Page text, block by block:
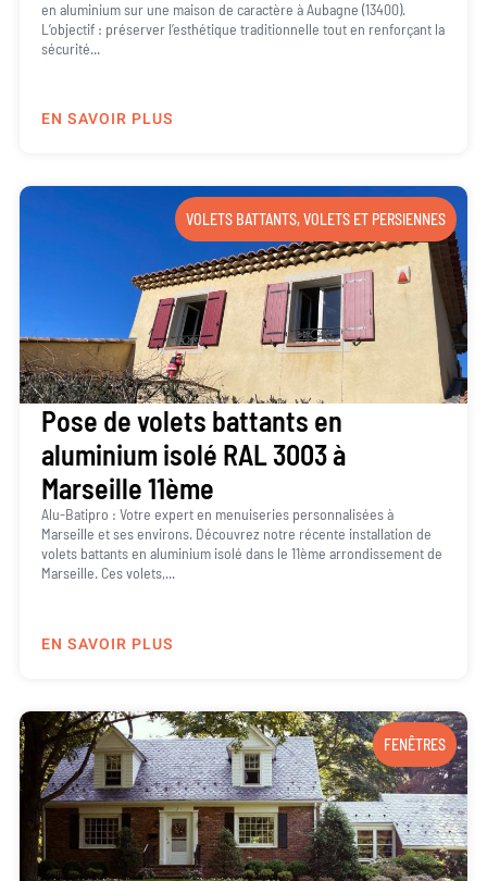
en aluminium sur une maison de caractère à Aubagne (13400).
L’objectif : préserver l’esthétique traditionnelle tout en renforçant la
sécurité...
EN SAVOIR PLUS
VOLETS BATTANTS,VOLETS ET PERSIENNES
Pose de volets battants en
aluminium isolé RAL 3003 à
Marseille 11ème
Alu-Batipro : Votre expert en menuiseries personnalisées à
Marseille et ses environs. Découvrez notre récente installation de
volets battants en aluminium isolé dans le 11ème arrondissement de
Marseille. Ces volets,...
EN SAVOIR PLUS
FENÊTRES